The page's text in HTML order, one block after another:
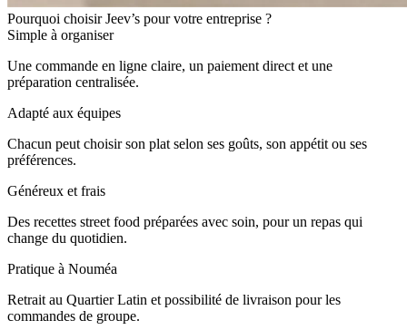
Pourquoi choisir Jeev’s pour votre entreprise ?
Simple à organiser
Une commande en ligne claire, un paiement direct et une
préparation centralisée.
Adapté aux équipes
Chacun peut choisir son plat selon ses goûts, son appétit ou ses
préférences.
Généreux et frais
Des recettes street food préparées avec soin, pour un repas qui
change du quotidien.
Pratique à Nouméa
Retrait au Quartier Latin et possibilité de livraison pour les
commandes de groupe.